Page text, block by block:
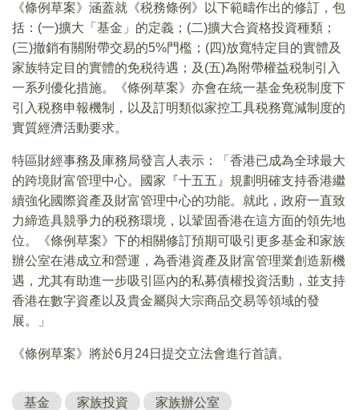
《條例草案》涵蓋就《税務條例》以下範疇作出的修訂，包
括：(一)擴大「基金」的定義；(二)擴大合資格投資種類；
(三)撤銷有關附帶交易的5%門檻；(四)放寬特定目的實體及
家族特定目的實體的免税待遇；及(五)為附帶權益税制引入
一系列優化措施。《條例草案》亦會在統一基金免税制度下
引入税務申報機制，以及訂明類似家控工具税務寬減制度的
實質經濟活動要求。
特區財經事務及庫務局發言人表示：「香港已成為全球最大
的跨境財富管理中心。國家『十五五』規劃明確支持香港繼
續強化國際資產及財富管理中心的功能。就此，政府一直致
力締造具競爭力的税務環境，以鞏固香港在這方面的領先地
位。《條例草案》下的相關修訂預期可吸引更多基金和家族
辦公室在港成立和營運，為香港資產及財富管理業創造新機
遇，尤其有助進一步吸引區內的私募債權投資活動，並支持
香港在數字資產以及貴金屬與大宗商品交易等領域的發
展。」
《條例草案》將於6月24日提交立法會進行首讀。
基金 家族投資 家族辦公室